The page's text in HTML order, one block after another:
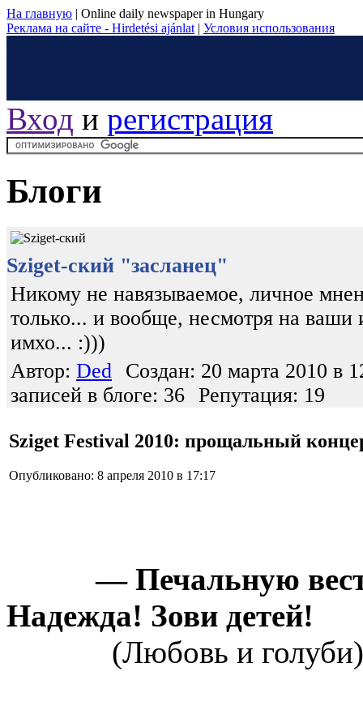
На главную | Online daily newspaper in Hungary
Реклама на сайте - Hirdetési ajánlat | Условия использования
Вход и регистрация
Блоги
Sziget-ский "засланец"
Никому не навязываемое, личное
только... и вообще, несмотря на ваши
имхо... :)))
Автор: Ded
Создан: 20 марта 2010 в
записей в блоге: 36 Репутация: 19
Sziget Festival 2010: прощальный
Опубликовано: 8 апреля 2010 в 17:17
— Печальную
Надежда! Зови детей!
(Любовь и голуби)